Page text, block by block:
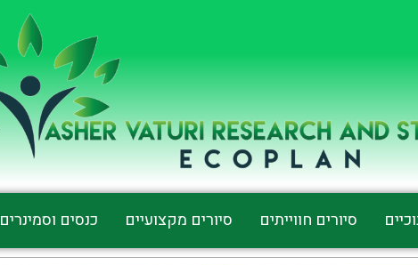
סיורים חווייתים סיורים מקצועיים כנסים וסמינרים